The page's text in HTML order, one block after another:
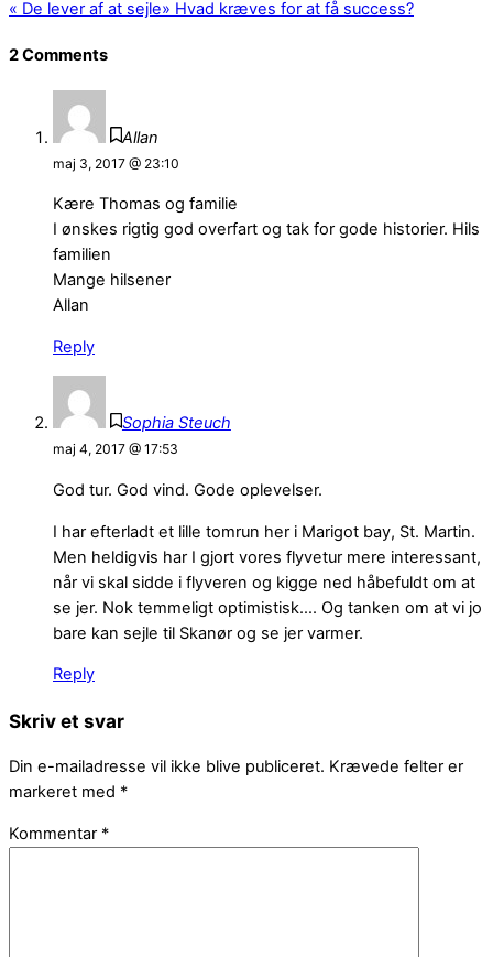
« De lever af at sejle» Hvad kræves for at få success?
2 Comments
Allan
maj 3, 2017 @ 23:10
Kære Thomas og familie
I ønskes rigtig god overfart og tak for gode historier. Hils
familien
Mange hilsener
Allan
Reply
Sophia Steuch
maj 4, 2017 @ 17:53
God tur. God vind. Gode oplevelser.
I har efterladt et lille tomrun her i Marigot bay, St. Martin.
Men heldigvis har I gjort vores flyvetur mere interessant,
når vi skal sidde i flyveren og kigge ned håbefuldt om at
se jer. Nok temmeligt optimistisk…. Og tanken om at vi jo
bare kan sejle til Skanør og se jer varmer.
Reply
Skriv et svar
Din e-mailadresse vil ikke blive publiceret. Krævede felter er
markeret med *
Kommentar *